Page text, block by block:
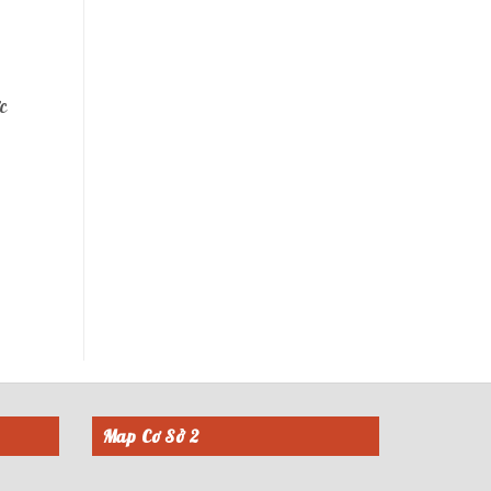
Map Cơ Sở 2